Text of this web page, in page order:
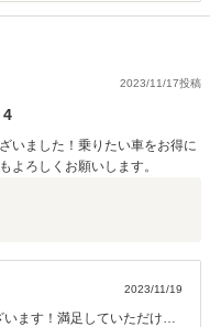
いので、どうぞこれからも
2023/11/17投稿
4
いました！乗りたい車をお得に
よろしくお願いします。
2023/11/19
います！満足していただけ